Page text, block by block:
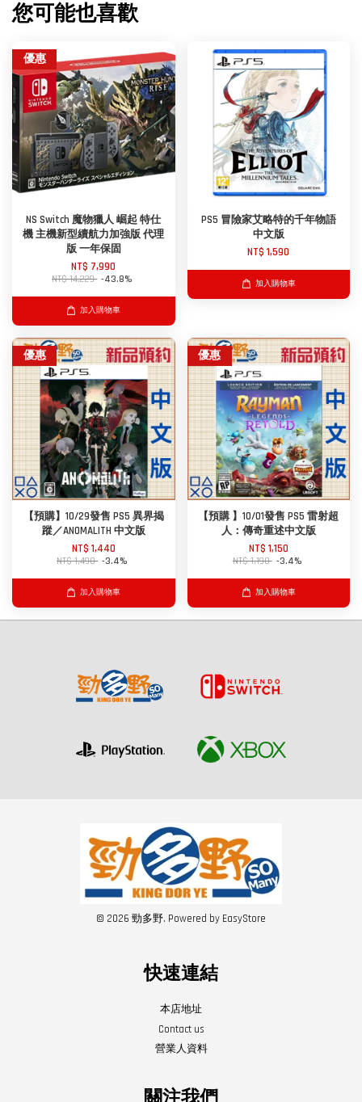
您可能也喜歡
優惠
NS Switch 魔物獵人 崛起 特仕
機 主機新型續航力加強版 代理
版 一年保固
NT$ 7,990
NT$ 14,229 -43.8%
加入購物車
PS5 冒險家艾略特的千年物語
中文版
NT$ 1,590
加入購物車
優惠
【預購】10/29發售 PS5 異界揭
蹤／ANOMALITH 中文版
NT$ 1,440
NT$ 1,490 -3.4%
加入購物車
優惠
【預購 】10/01發售 PS5 雷射超
人：傳奇重述中文版
NT$ 1,150
NT$ 1,190 -3.4%
加入購物車
© 2026 勁多野. Powered by EasyStore
快速連結
本店地址
Contact us
營業人資料